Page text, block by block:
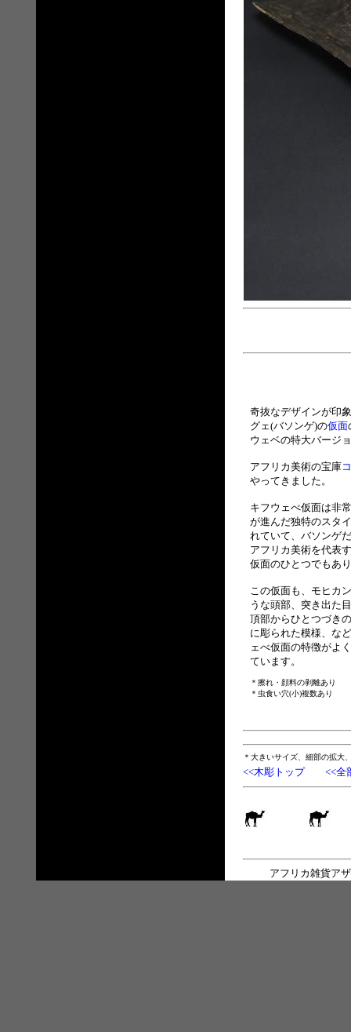
奇抜なデザインが印
グェ(バソンゲ)の仮面
ウェベの特大バージ
アフリカ美術の宝庫
やってきました。
キフウェべ仮面は非
が進んだ独特のスタ
れていて、バソンゲ
アフリカ美術を代表
仮面のひとつでもあ
この仮面も、モヒカ
うな頭部、突き出た
頂部からひとつづき
に彫られた模様、な
ェべ仮面の特徴がよ
ています。
＊擦れ・顔料の剥離あり
＊虫食い穴(小)複数あり
＊大きいサイズ、細部の拡大
<<木彫トップ <<全
アフリカ雑貨ア